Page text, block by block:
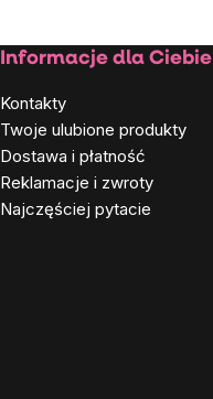
Stopka
Informacje dla Ciebie
Kontakty
Twoje ulubione produkty
Dostawa i płatność
Reklamacje i zwroty
Najczęściej pytacie